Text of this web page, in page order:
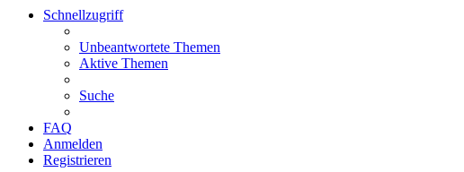
Schnellzugriff
Unbeantwortete Themen
Aktive Themen
Suche
FAQ
Anmelden
Registrieren